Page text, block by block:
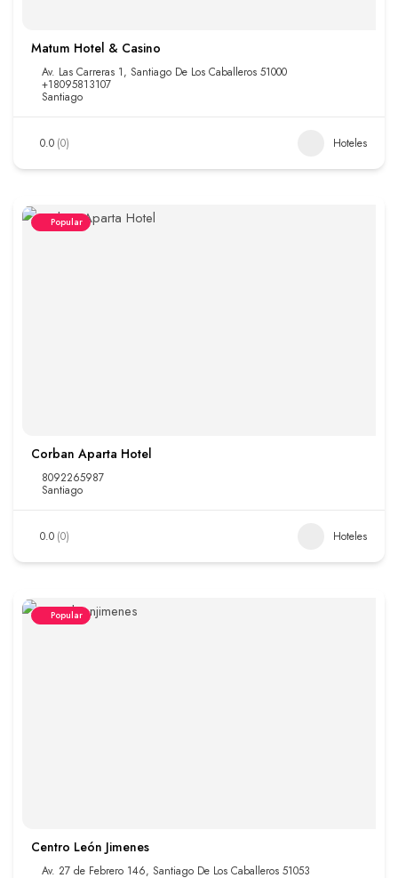
Matum Hotel & Casino
Av. Las Carreras 1, Santiago De Los Caballeros 51000
+18095813107
Santiago
0.0 (0) Hoteles
Popular
Corban Aparta Hotel
8092265987
Santiago
0.0 (0) Hoteles
Popular
Centro León Jimenes
Av. 27 de Febrero 146, Santiago De Los Caballeros 51053